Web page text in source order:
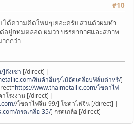
#10
ด้ความคิดใหม่ๆเยอะครับ ส่วนตัวผมทำ
อยู่กทมตลอด ผมว่า บรรยากาศและสภาพ
กกว่า
]ถั่งเช่า [/direct] |
สินค้าอื่นๆ/ไม้อัดเคลือบฟิล์มดำหรื/]
https://www.thaimetallic.com/โซดาไฟ-
าโรงงาน [/direct] |
/โซดาไฟจีน-99/] โซดาไฟจีน [/direct] |
กรดเกลือ-35/] กรดเกลือ [/direct]